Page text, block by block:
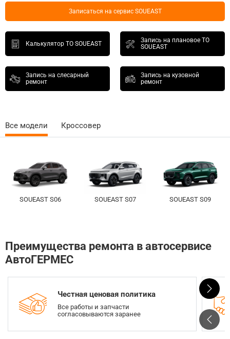
Записаться на сервис SOUEAST
Калькулятор ТО SOUEAST
Запись на плановое ТО
SOUEAST
Запись на слесарный
ремонт
Запись на кузовной
ремонт
Все модели Кроссовер
SOUEAST S06 SOUEAST S07 SOUEAST S09
Преимущества ремонта в автосервисе
АвтоГЕРМЕС
Честная ценовая политика
Все работы и запчасти
согласовываются заранее